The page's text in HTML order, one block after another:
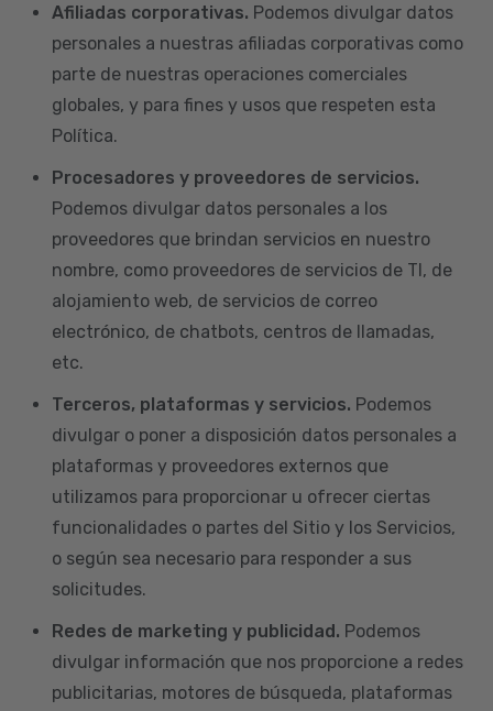
Afiliadas corporativas. Podemos divulgar datos
personales a nuestras afiliadas corporativas como
parte de nuestras operaciones comerciales
globales, y para fines y usos que respeten esta
Política.
Procesadores y proveedores de servicios.
Podemos divulgar datos personales a los
proveedores que brindan servicios en nuestro
nombre, como proveedores de servicios de TI, de
alojamiento web, de servicios de correo
electrónico, de chatbots, centros de llamadas,
etc.
Terceros, plataformas y servicios. Podemos
divulgar o poner a disposición datos personales a
plataformas y proveedores externos que
utilizamos para proporcionar u ofrecer ciertas
funcionalidades o partes del Sitio y los Servicios,
o según sea necesario para responder a sus
solicitudes.
Redes de marketing y publicidad. Podemos
divulgar información que nos proporcione a redes
publicitarias, motores de búsqueda, plataformas